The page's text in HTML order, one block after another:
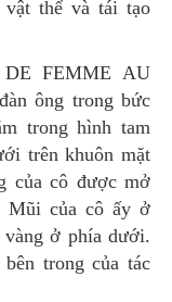
vật thể và tái tạo
ông trong bức
trong hình tam
trên khuôn mặt
của cô được mở
Mũi của cô ấy ở
ở phía dưới.
trong của tác